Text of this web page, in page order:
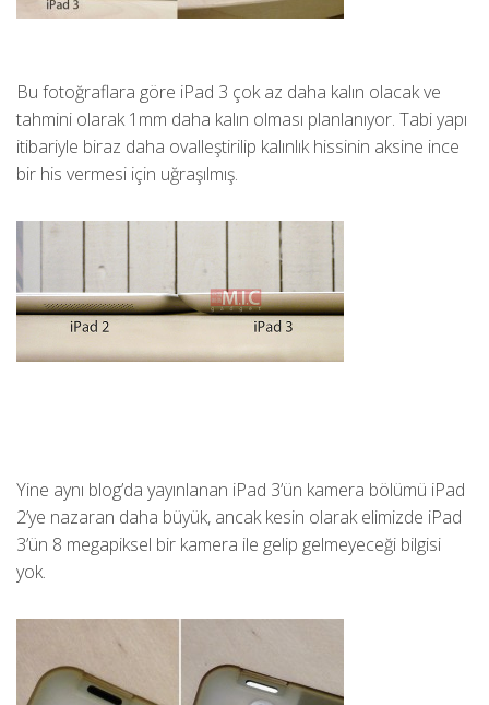
Bu fotoğraflara göre iPad 3 çok az daha kalın olacak ve
tahmini olarak 1mm daha kalın olması planlanıyor. Tabi yapı
itibariyle biraz daha ovalleştirilip kalınlık hissinin aksine ince
bir his vermesi için uğraşılmış.
Yine aynı blog’da yayınlanan iPad 3’ün kamera bölümü iPad
2’ye nazaran daha büyük, ancak kesin olarak elimizde iPad
3’ün 8 megapiksel bir kamera ile gelip gelmeyeceği bilgisi
yok.